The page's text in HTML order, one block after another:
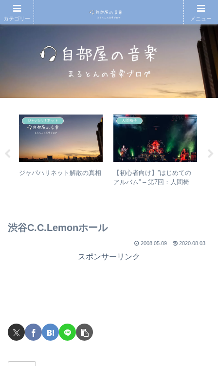
ジャパハリネット
ジャパハリネット解散の真相
人間椅子
【初心者向け】”はじめての
アルバム” – 第7回：人間椅
渋谷C.C.Lemonホール
2008.05.09 2020.08.03
スポンサーリンク
カテゴリー メニュー